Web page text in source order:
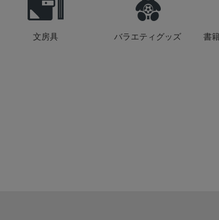
文房具 バラエティグッズ 書